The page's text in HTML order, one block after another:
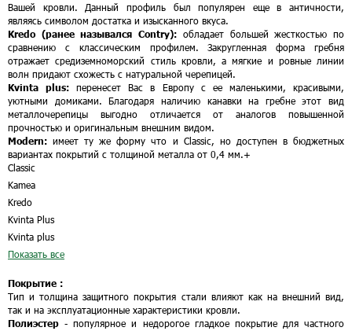
Вашей кровли. Данный профиль был популярен еще в античности,
являясь символом достатка и изысканного вкуса.
Kredo (ранее назывался Contry): обладает большей жесткостью по
сравнению с классическим профилем. Закругленная форма гребня
отражает средиземноморский стиль кровли, а мягкие и ровные линии
волн придают схожесть с натуральной черепицей.
Kvinta plus: перенесет Вас в Европу с ее маленькими, красивыми,
уютными домиками. Благодаря наличию канавки на гребне этот вид
металлочерепицы выгодно отличается от аналогов повышенной
прочностью и оригинальным внешним видом.
Modern: имеет ту же форму что и Classic, но доступен в бюджетных
вариантах покрытий с толщиной металла от 0,4 мм.+
Classic
Kamea
Kredo
Kvinta Plus
Kvinta plus
Показать все
Покрытие :
Тип и толщина защитного покрытия стали влияют как на внешний вид,
так и на эксплуатационные характеристики кровли.
Полиэстер - популярное и недорогое гладкое покрытие для частного